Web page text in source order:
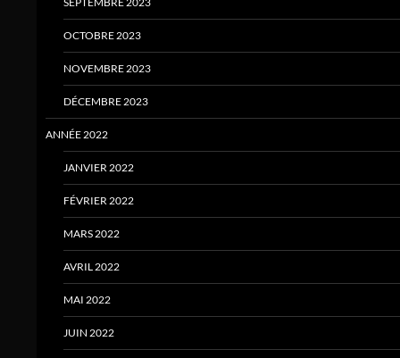
OCTOBRE 2023
NOVEMBRE 2023
DÉCEMBRE 2023
ANNÉE 2022
JANVIER 2022
FÉVRIER 2022
MARS 2022
AVRIL 2022
MAI 2022
JUIN 2022